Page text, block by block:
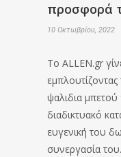
προσφορά
10 Οκτωβρίου, 2022
To ALLEN.gr
ψαλιδια
διαδικτυακό
ευγενική του
συνεργασία του.